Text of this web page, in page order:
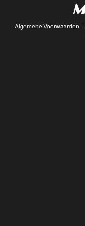
Algemene Voorwaarden